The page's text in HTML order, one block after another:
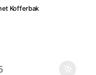
Kofferbak